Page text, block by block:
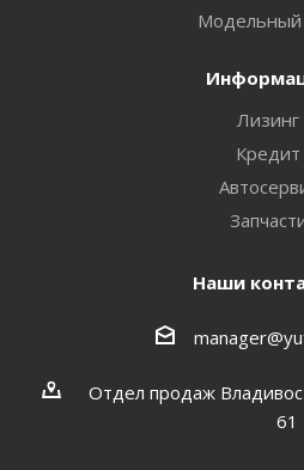
Модельный
Лизинг
Кредит
Наши
Отдел продаж
61